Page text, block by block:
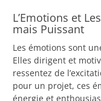
L’Emotions et
mais Puissant
Les émotions sont
Elles dirigent et
ressentez de
pour un projet, ces
énergie et